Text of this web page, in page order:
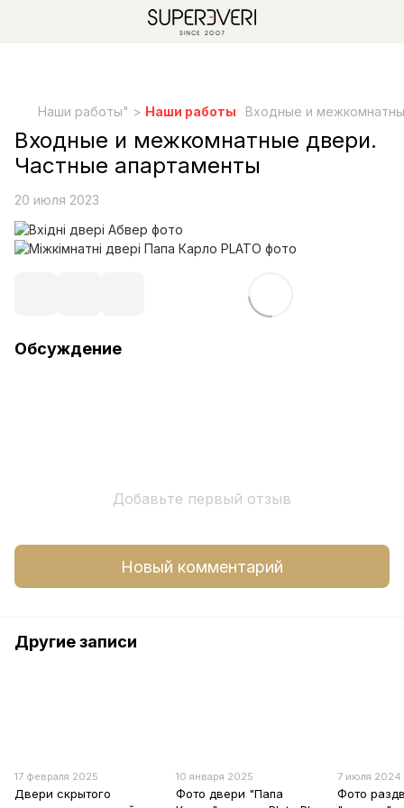
Наши работы" > Наши работы Входные и
Входные и межкомнатные двери.
Частные апартаменты
20 июля 2023
Обсуждение
Добавьте первый отзыв
Новый комментарий
Другие записи
17 февраля 2025
Двери скрытого
10 января 2025
Фото двери "Папа
7 июля 2024
Фото